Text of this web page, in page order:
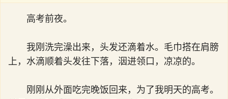
高考前夜。
我刚洗完澡出来，头发还滴着水。毛巾搭在肩膀
上，水滴顺着头发往下落，洇进领口，凉凉的。
刚刚从外面吃完晚饭回来，为了我明天的高考。